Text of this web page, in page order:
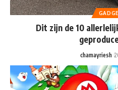
Dit zijn de 10
chamayriesh